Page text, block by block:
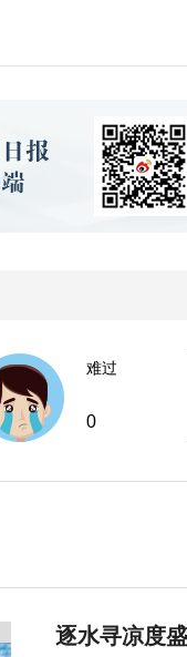
难过
0
逐水寻凉度